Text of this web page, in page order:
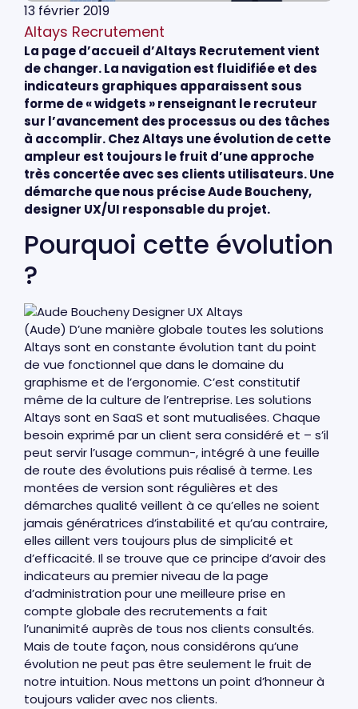
13 février 2019
Altays Recrutement
La page d’accueil d’Altays Recrutement vient
de changer. La navigation est fluidifiée et des
indicateurs graphiques apparaissent sous
forme de « widgets » renseignant le recruteur
sur l’avancement des processus ou des tâches
à accomplir. Chez Altays une évolution de cette
ampleur est toujours le fruit d’une approche
très concertée avec ses clients utilisateurs. Une
démarche que nous précise Aude Boucheny,
designer UX/UI responsable du projet.
Pourquoi cette évolution
?
(Aude) D’une manière globale toutes les solutions
Altays sont en constante évolution tant du point
de vue fonctionnel que dans le domaine du
graphisme et de l’ergonomie. C’est constitutif
même de la culture de l’entreprise. Les solutions
Altays sont en SaaS et sont mutualisées. Chaque
besoin exprimé par un client sera considéré et – s’il
peut servir l’usage commun-, intégré à une feuille
de route des évolutions puis réalisé à terme. Les
montées de version sont régulières et des
démarches qualité veillent à ce qu’elles ne soient
jamais génératrices d’instabilité et qu’au contraire,
elles aillent vers toujours plus de simplicité et
d’efficacité. Il se trouve que ce principe d’avoir des
indicateurs au premier niveau de la page
d’administration pour une meilleure prise en
compte globale des recrutements a fait
l’unanimité auprès de tous nos clients consultés.
Mais de toute façon, nous considérons qu’une
évolution ne peut pas être seulement le fruit de
notre intuition. Nous mettons un point d’honneur à
toujours valider avec nos clients.